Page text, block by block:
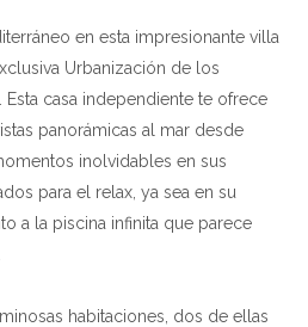
en esta impresionante villa
Urbanización de los
casa independiente te ofrece
panorámicas al mar desde
inolvidables en sus
para el relax, ya sea en su
a la piscina infinita que parece
habitaciones, dos de ellas